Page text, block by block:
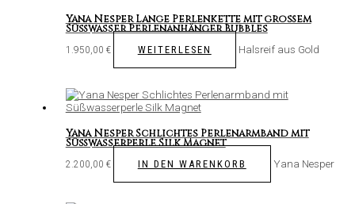
Yana Nesper Lange Perlenkette mit großem
Süßwasser Perlenanhänger Bubbles
1.950,00 € WEITERLESEN Halsreif aus Gold
Yana Nesper Schlichtes Perlenarmband mit
Süßwasserperle Silk Magnet
2.200,00 € IN DEN WARENKORB Yana Nesper